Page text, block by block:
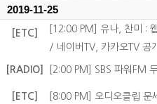
2019-11-25
[ETC]
[12:00 PM] 유나, 찬미 :
/ 네이버TV, 카카오TV 공
[RADIO] [2:00 PM] SBS 파워FM
[ETC] [8:00 PM] 오디오클립 문